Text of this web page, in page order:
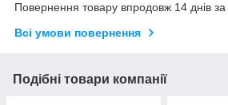
Повернення товару впродовж 14 днів
Всі умови повернення
Подібні товари компанії